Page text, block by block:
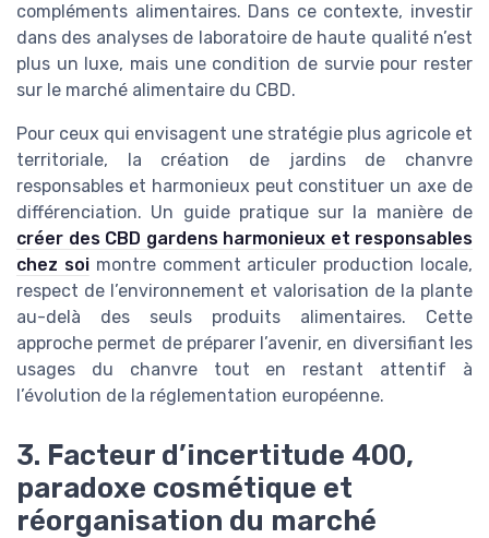
compléments alimentaires. Dans ce contexte, investir
dans des analyses de laboratoire de haute qualité n’est
plus un luxe, mais une condition de survie pour rester
sur le marché alimentaire du CBD.
Pour ceux qui envisagent une stratégie plus agricole et
territoriale, la création de jardins de chanvre
responsables et harmonieux peut constituer un axe de
différenciation. Un guide pratique sur la manière de
créer des CBD gardens harmonieux et responsables
chez soimontre comment articuler production locale,
respect de l’environnement et valorisation de la plante
au-delà des seuls produits alimentaires. Cette
approche permet de préparer l’avenir, en diversifiant les
usages du chanvre tout en restant attentif à
l’évolution de la réglementation européenne.
3. Facteur d’incertitude 400,
paradoxe cosmétique et
réorganisation du marché